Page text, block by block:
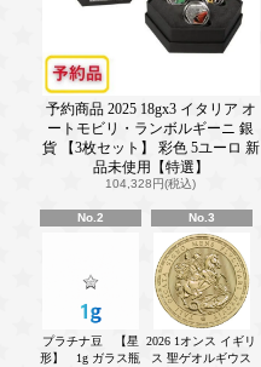
予約商品 2025 18gx3 イタリア オ
ートモビリ・ランボルギーニ 銀
貨 【3枚セット】 彩色 5ユーロ 新
品未使用【特選】
104,328円(税込)
No.2
プラチナ豆 【星
形】 1g ガラス瓶
No.3
2026 1オンス イギリ
ス 聖ゲオルギウス